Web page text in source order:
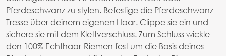
Pferdeschwanz zu stylen. Befestige die Pferdeschwanz-
Tresse über deinem eigenen Haar. Clippe sie ein und
sichere sie mit dem Klettverschluss. Zum Schluss wickle
den 100% Echthaar-Riemen fest um die Basis deines